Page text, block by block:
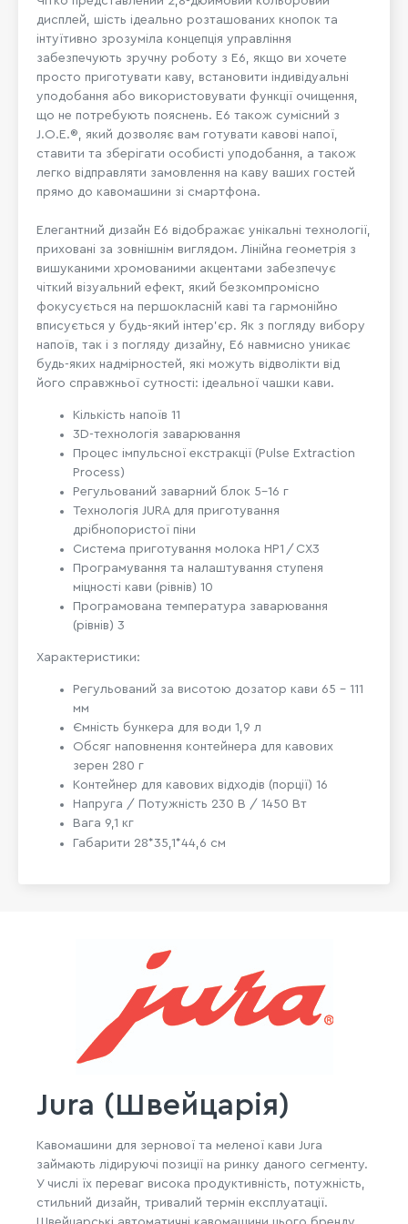
дисплей, шість ідеально розташованих кнопок та
інтуїтивно зрозуміла концепція управління
забезпечують зручну роботу з E6, якщо ви хочете
просто приготувати каву, встановити індивідуальні
уподобання або використовувати функції очищення,
що не потребують пояснень. E6 також сумісний з
J.O.E.®, який дозволяє вам готувати кавові напої,
ставити та зберігати особисті уподобання, а також
легко відправляти замовлення на каву ваших гостей
прямо до кавомашини зі смартфона.
Елегантний дизайн E6 відображає унікальні технології,
приховані за зовнішнім виглядом. Лінійна геометрія з
вишуканими хромованими акцентами забезпечує
чіткий візуальний ефект, який безкомпромісно
фокусується на першокласній каві та гармонійно
вписується у будь-який інтер'єр. Як з погляду вибору
напоїв, так і з погляду дизайну, E6 навмисно уникає
будь-яких надмірностей, які можуть відволікти від
його справжньої сутності: ідеальної чашки кави.
Кількість напоїв 11
3D-технологія заварювання
Процес імпульсної екстракції (Pulse Extraction
Process)
Регульований заварний блок 5-16 г
Технологія JURA для приготування
дрібнопористої піни
Система приготування молока HP1 / CX3
Програмування та налаштування ступеня
міцності кави (рівнів) 10
Програмована температура заварювання
(рівнів) 3
Характеристики:
Регульований за висотою дозатор кави 65 - 111
мм
Ємність бункера для води 1,9 л
Обсяг наповнення контейнера для кавових
зерен 280 г
Контейнер для кавових відходів (порції) 16
Напруга / Потужність 230 В / 1450 Вт
Вага 9,1 кг
Габарити 28*35,1*44,6 см
Jura (Швейцарія)
Кавомашини для зернової та меленої кави Jura
займають лідируючі позиції на ринку даного сегменту.
У числі їх переваг висока продуктивність, потужність,
стильний дизайн, тривалий термін експлуатації.